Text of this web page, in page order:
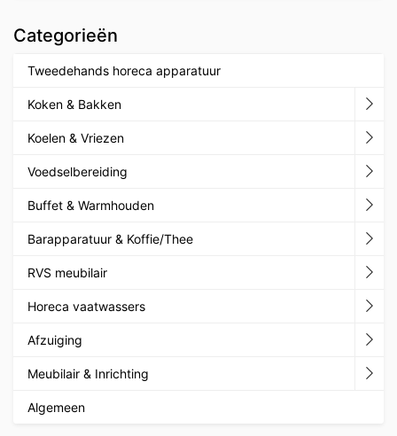
Categorieën
Tweedehands horeca apparatuur
Koken & Bakken
Koelen & Vriezen
Voedselbereiding
Buffet & Warmhouden
Barapparatuur & Koffie/Thee
RVS meubilair
Horeca vaatwassers
Afzuiging
Meubilair & Inrichting
Algemeen